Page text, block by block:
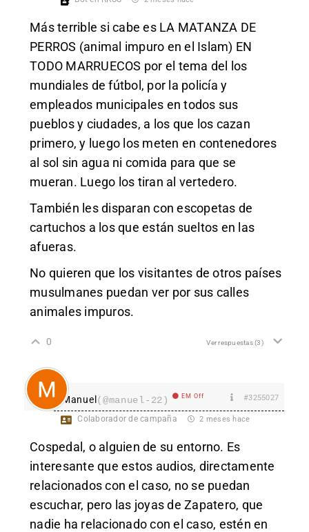
Más terrible si cabe es LA MATANZA DE
PERROS (animal impuro en el Islam) EN
TODO MARRUECOS por el tema del los
mundiales de fútbol, por la policía y
empleados municipales en todos sus
pueblos y ciudades, a los que los cazan
primero, y luego los meten en contenedores
al sol sin agua ni comida para que se
mueran. Luego los tiran al vertedero.
También les disparan con escopetas de
cartuchos a los que están sueltos en las
afueras.
No quieren que los visitantes de otros países
musulmanes puedan ver por sus calles
animales impuros.
0 Ver respuestas(3)
Manuel(@manuel-22) EM Off #3255027
Colaborador de campaña 2 meses hace
Cospedal, o alguien de su entorno. Es
interesante que estos audios, directamente
relacionados con el caso, no se puedan
escuchar, pero las joyas de Zapatero, que
nadie ha relacionado con el caso, estén en